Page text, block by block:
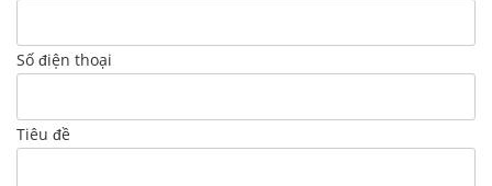
Số điện thoại
Tiêu đề